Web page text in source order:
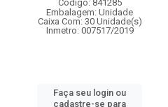
Código: 841285
Embalagem: Unidade
Caixa Com: 30 Unidade(s)
Inmetro: 007517/2019
Faça seu login ou
cadastre-se para